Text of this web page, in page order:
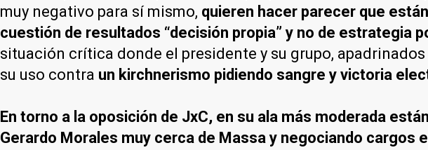
muy negativo para sí mismo, quieren hacer parecer que
cuestión de resultados “decisión propia” y no de estrategia
situación crítica donde el presidente y su grupo,
su uso contra un kirchnerismo pidiendo sangre y victoria
En torno a la oposición de JxC, en su ala más moderada
Gerardo Morales muy cerca de Massa y negociando cargos